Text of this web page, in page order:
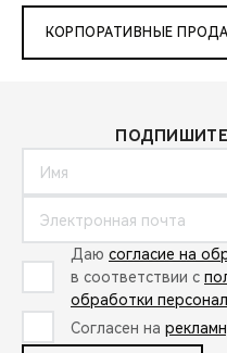
КОРПОРАТИВНЫЕ
Даю согласие на
в соответствии с
обработки
Согласен на